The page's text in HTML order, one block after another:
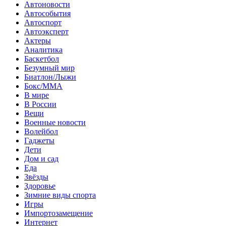
Автоновости
Автособытия
Автоспорт
Автоэксперт
Актеры
Аналитика
Баскетбол
Безумный мир
Биатлон/Лыжи
Бокс/MMA
В мире
В России
Вещи
Военные новости
Волейбол
Гаджеты
Дети
Дом и сад
Еда
Звёзды
Здоровье
Зимние виды спорта
Игры
Импортозамещение
Интернет